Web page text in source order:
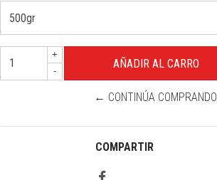
+
-
← CONTINÚA COMPRANDO
COMPARTIR